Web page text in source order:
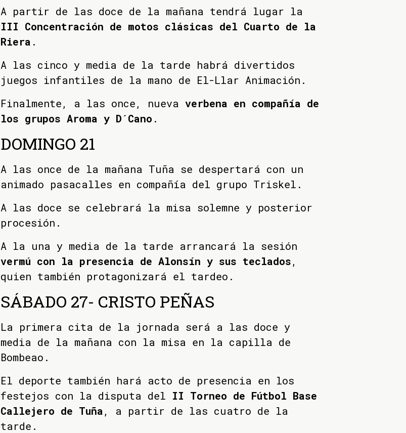
A partir de las doce de la mañana tendrá lugar la
III Concentración de motos clásicas del Cuarto de la
Riera .
A las cinco y media de la tarde habrá divertidos
juegos infantiles de la mano de El-Llar Animación.
Finalmente, a las once, nueva verbena en compañía de
los grupos Aroma y D´Cano .
DOMINGO 21
A las once de la mañana Tuña se despertará con un
animado pasacalles en compañía del grupo Triskel.
A las doce se celebrará la misa solemne y posterior
procesión.
A la una y media de la tarde arrancará la sesión
vermú con la presencia de Alonsín y sus teclados,
quien también protagonizará el tardeo.
SÁBADO 27- CRISTO PEÑAS
La primera cita de la jornada será a las doce y
media de la mañana con la misa en la capilla de
Bombeao.
El deporte también hará acto de presencia en los
festejos con la disputa del II Torneo de Fútbol Base
Callejero de Tuña , a partir de las cuatro de la
tarde.